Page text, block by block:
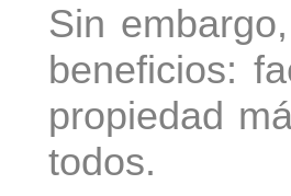
Sin
beneficios:
propiedad
todos.